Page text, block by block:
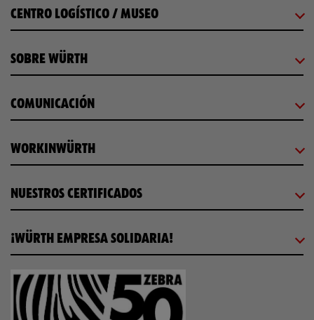
CENTRO LOGÍSTICO / MUSEO
SOBRE WÜRTH
COMUNICACIÓN
WORKINWÜRTH
NUESTROS CERTIFICADOS
¡WÜRTH EMPRESA SOLIDARIA!